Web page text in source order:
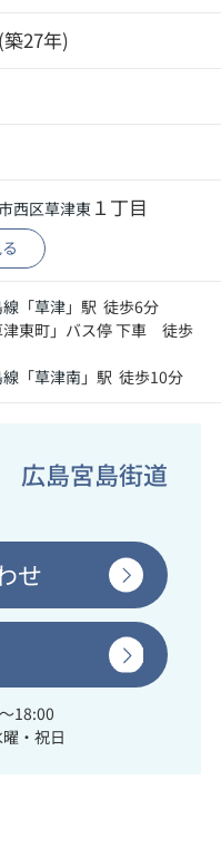
27年)
西区草津東 １丁目
「草津」駅 徒歩6分
津東町」バス停 下車 徒歩
「草津南」駅 徒歩10分
広島宮島街道
せ
18:00
・祝日